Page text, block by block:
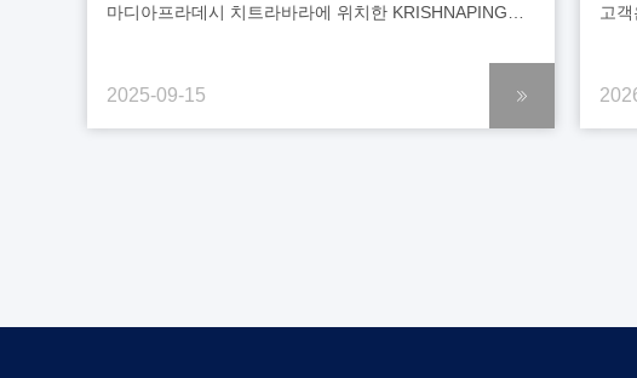
마디아프라데시 치트라바라에 위치한 KRISHNAPING
중점을 두고 있습니다. 핵심 사업은 망간 채굴, 합금 제련,
중장비 지원을 포함합니다. 고객은 중소 규모 산업
2025-09-15
고
샤
제공
사
고